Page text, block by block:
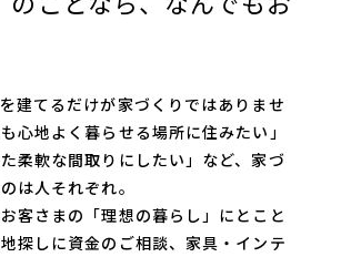
建てるだけが家づくりではありませ
心地よく暮らせる場所に住みたい」
た柔軟な間取りにしたい」など、家づ
は⼈それぞれ。
客さまの「理想の暮らし」にとこと
探しに資⾦のご相談、家具・インテ